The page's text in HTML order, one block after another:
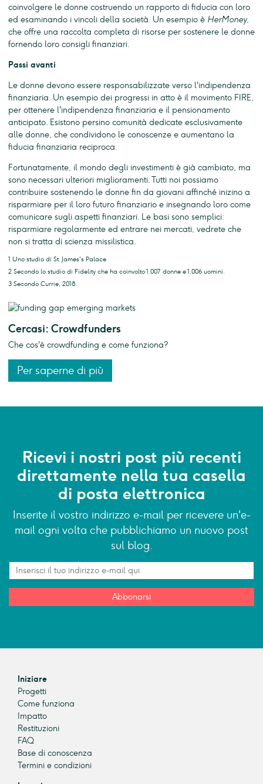
coinvolgere le donne costruendo un rapporto di fiducia con loro
ed esaminando i vincoli della società. Un esempio è HerMoney,
che offre una raccolta completa di risorse per sostenere le donne
fornendo loro consigli finanziari.
Passi avanti
Le donne devono essere responsabilizzate verso l'indipendenza
finanziaria. Un esempio dei progressi in atto è il movimento FIRE,
per ottenere l'indipendenza finanziaria e il pensionamento
anticipato. Esistono persino comunità dedicate esclusivamente
alle donne, che condividono le conoscenze e aumentano la
fiducia finanziaria reciproca.
Fortunatamente, il mondo degli investimenti è già cambiato, ma
sono necessari ulteriori miglioramenti. Tutti noi possiamo
contribuire sostenendo le donne fin da giovani affinché inizino a
risparmiare per il loro futuro finanziario e insegnando loro come
comunicare sugli aspetti finanziari. Le basi sono semplici:
risparmiare regolarmente ed entrare nei mercati, vedrete che
non si tratta di scienza missilistica.
1 Uno studio di St. James's Palace
2 Secondo lo studio di Fidelity che ha coinvolto 1.007 donne e 1.006 uomini.
3 Secondo Currie, 2018.
Cercasi: Crowdfunders
Che cos'è crowdfunding e come funziona?
Per saperne di più
Ricevi i nostri post più recenti
direttamente nella tua casella
di posta elettronica
Inserite il vostro indirizzo e-mail per ricevere un'e-
mail ogni volta che pubblichiamo un nuovo post
sul blog.
Abbonarsi
Iniziare
Progetti
Come funziona
Impatto
Restituzioni
FAQ
Base di conoscenza
Termini e condizioni